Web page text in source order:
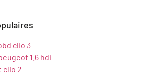
clio 3
1.6 hdi
clio 2